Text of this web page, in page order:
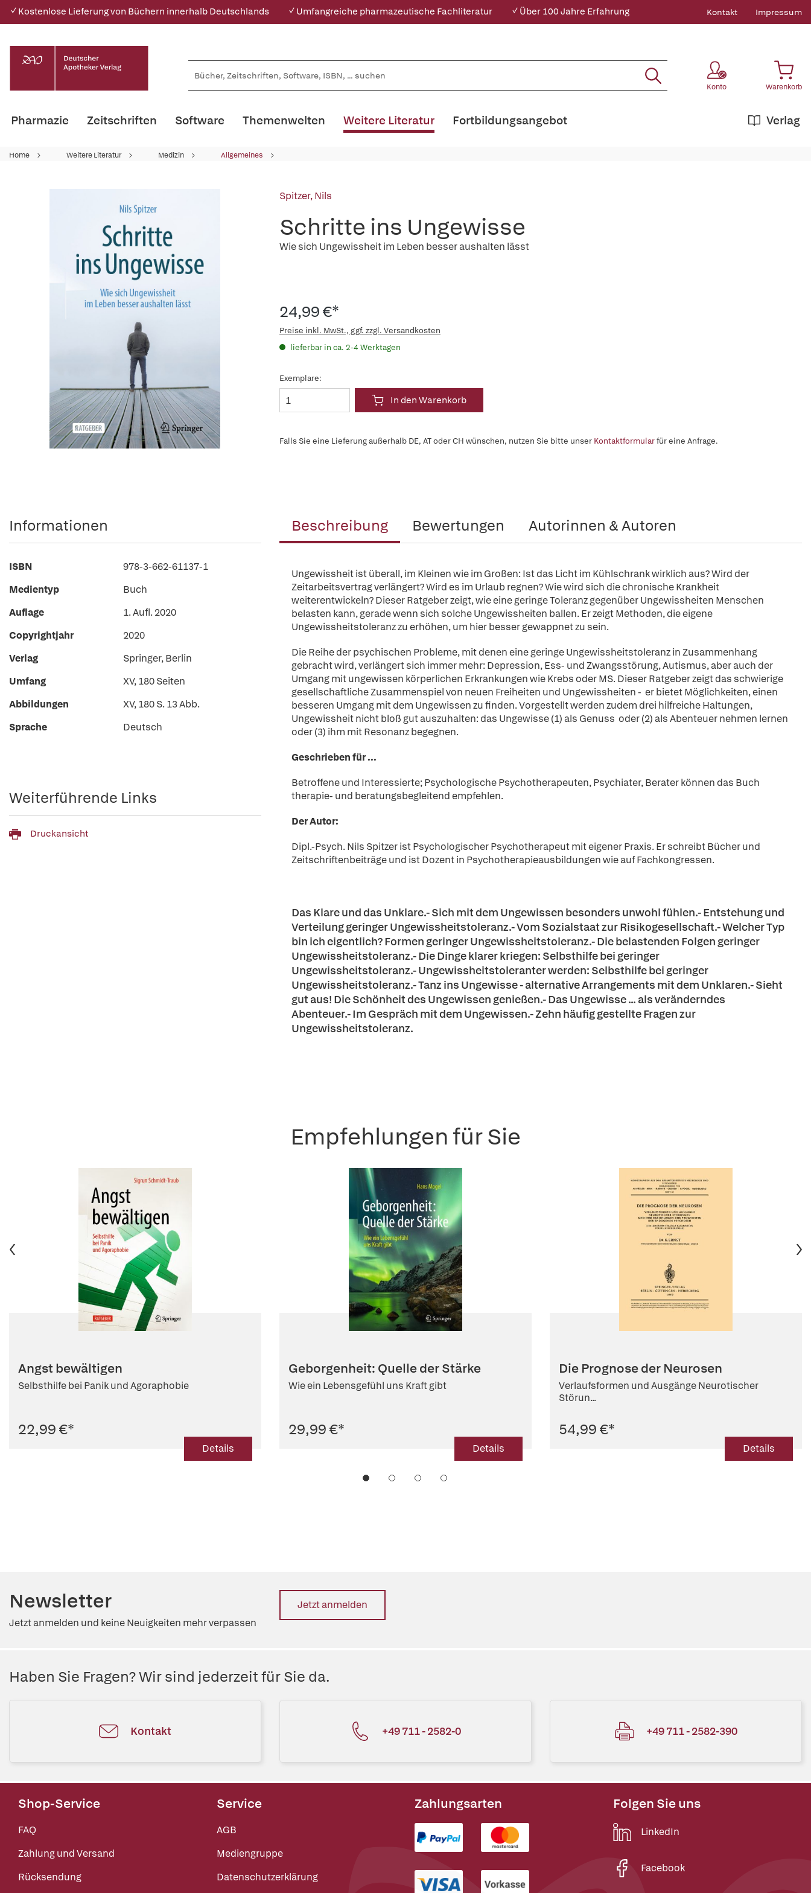
✓ Kostenlose Lieferung von Büchern innerhalb Deutschlands ✓ Umfangreiche pharmazeutische Fachliteratur ✓ Über 100 Jahre Erfahrung Kontakt Impressum
Konto Warenkorb
Pharmazie Zeitschriften Software Themenwelten Weitere Literatur Verlag
Fortbildungsangebot
Home Weitere Literatur Medizin Allgemeines
Spitzer, Nils
Schritte ins Ungewisse
Wie sich Ungewissheit im Leben besser aushalten lässt
24,99 €*
Preise inkl. MwSt., ggf. zzgl. Versandkosten
lieferbar in ca. 2-4 Werktagen
Exemplare:
In den Warenkorb
Falls Sie eine Lieferung außerhalb DE, AT oder CH wünschen, nutzen Sie bitte unser Kontaktformularfür eine Anfrage.
Beschreibung Bewertungen Autorinnen & Autoren
Ungewissheit ist überall, im Kleinen wie im Großen: Ist das Licht im Kühlschrank wirklich aus? Wird der
Zeitarbeitsvertrag verlängert? Wird es im Urlaub regnen? Wie wird sich die chronische Krankheit
weiterentwickeln? Dieser Ratgeber zeigt, wie eine geringe Toleranz gegenüber Ungewissheiten Menschen
belasten kann, gerade wenn sich solche Ungewissheiten ballen. Er zeigt Methoden, die eigene
Ungewissheitstoleranz zu erhöhen, um hier besser gewappnet zu sein.
Die Reihe der psychischen Probleme, mit denen eine geringe Ungewissheitstoleranz in Zusammenhang
gebracht wird, verlängert sich immer mehr: Depression, Ess- und Zwangsstörung, Autismus, aber auch der
Umgang mit ungewissen körperlichen Erkrankungen wie Krebs oder MS. Dieser Ratgeber zeigt das schwierige
gesellschaftliche Zusammenspiel von neuen Freiheiten und Ungewissheiten - er bietet Möglichkeiten, einen
besseren Umgang mit dem Ungewissen zu finden. Vorgestellt werden zudem drei hilfreiche Haltungen,
Ungewissheit nicht bloß gut auszuhalten: das Ungewisse (1) als Genuss oder (2) als Abenteuer nehmen lernen
oder (3) ihm mit Resonanz begegnen.
Geschrieben für ...
Betroffene und Interessierte; Psychologische Psychotherapeuten, Psychiater, Berater können das Buch
therapie- und beratungsbegleitend empfehlen.
Der Autor:
Dipl.-Psych. Nils Spitzer ist Psychologischer Psychotherapeut mit eigener Praxis. Er schreibt Bücher und
Zeitschriftenbeiträge und ist Dozent in Psychotherapieausbildungen wie auf Fachkongressen.
Das Klare und das Unklare.- Sich mit dem Ungewissen besonders unwohl fühlen.- Entstehung und
Verteilung geringer Ungewissheitstoleranz.- Vom Sozialstaat zur Risikogesellschaft.- Welcher Typ
bin ich eigentlich? Formen geringer Ungewissheitstoleranz.- Die belastenden Folgen geringer
Ungewissheitstoleranz.- Die Dinge klarer kriegen: Selbsthilfe bei geringer
Ungewissheitstoleranz.- Ungewissheitstoleranter werden: Selbsthilfe bei geringer
Ungewissheitstoleranz.- Tanz ins Ungewisse - alternative Arrangements mit dem Unklaren.- Sieht
gut aus! Die Schönheit des Ungewissen genießen.- Das Ungewisse ... als veränderndes
Abenteuer.- Im Gespräch mit dem Ungewissen.- Zehn häufig gestellte Fragen zur
Ungewissheitstoleranz.
Informationen
ISBN
978-3-662-61137-1
Medientyp
Buch
Auflage
1. Aufl. 2020
Copyrightjahr
2020
Verlag
Springer, Berlin
Umfang
XV, 180 Seiten
Abbildungen
XV, 180 S. 13 Abb.
Sprache
Deutsch
Weiterführende Links
Druckansicht
Empfehlungen für Sie
Angst bewältigen
Selbsthilfe bei Panik und Agoraphobie
22,99 €*
Details
Geborgenheit: Quelle der Stärke
Wie ein Lebensgefühl uns Kraft gibt
29,99 €*
Details
Die Prognose der Neurosen
Verlaufsformen und Ausgänge Neurotischer
Störun...
54,99 €*
Details
Newsletter
Jetzt anmelden und keine Neuigkeiten mehr verpassen
Jetzt anmelden
Haben Sie Fragen? Wir sind jederzeit für Sie da.
Kontakt +49 711 - 2582-0 +49 711 - 2582-390
Shop-Service
FAQ
Zahlung und Versand
Rücksendung
Service
AGB
Mediengruppe
Datenschutzerklärung
Zahlungsarten Folgen Sie uns
LinkedIn
Facebook